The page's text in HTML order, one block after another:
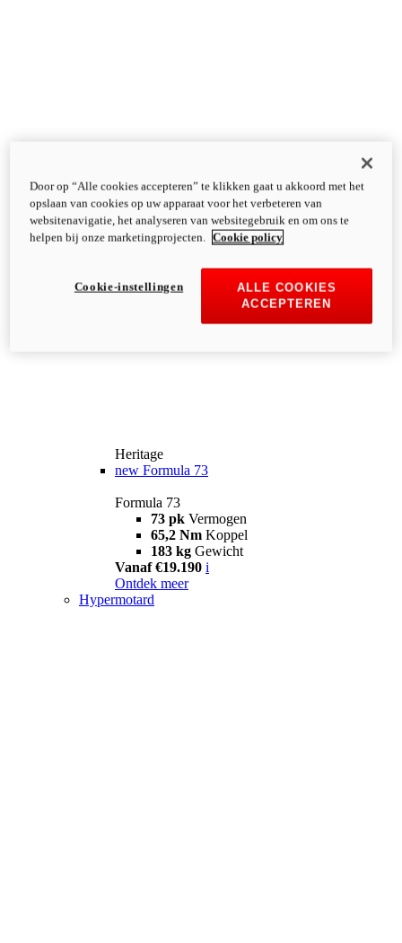
Heritage
new Formula 73
Formula 73
73 pk Vermogen
65,2 Nm Koppel
183 kg Gewicht
Vanaf €19.190 i
Ontdek meer
Hypermotard
Door op “Alle cookies accepteren” te klikken gaat u akkoord met het
opslaan van cookies op uw apparaat voor het verbeteren van
websitenavigatie, het analyseren van websitegebruik en om ons te
helpen bij onze marketingprojecten.
Cookie policy
ALLE COOKIES
ACCEPTEREN
Cookie-instellingen